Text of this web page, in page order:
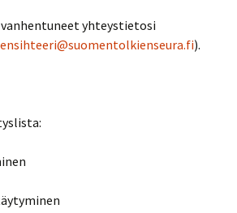
yhteystietosi
).